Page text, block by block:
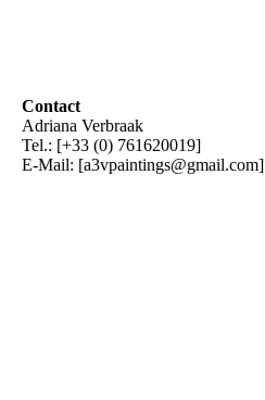
Contact
Adriana Verbraak
Tel.: [+33 (0) 761620019]
E-Mail: [a3vpaintings@gmail.com]